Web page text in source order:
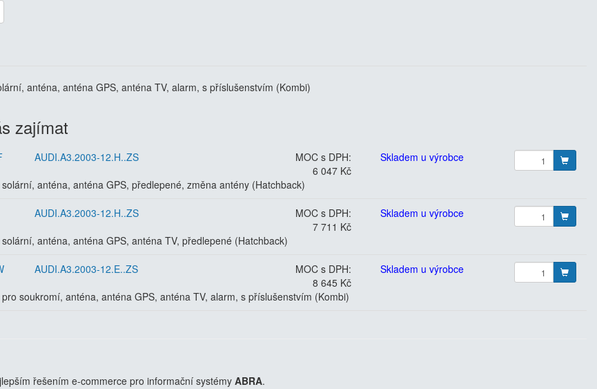
anténa, anténa GPS, anténa TV, alarm, s příslušenstvím (Kombi)
zajímat
AUDI.A3.2003-12.H..ZS
MOC s DPH:
6 047 Kč
Skladem u výrobce
anténa, anténa GPS, předlepené, změna antény (Hatchback)
AUDI.A3.2003-12.H..ZS
MOC s DPH:
7 711 Kč
Skladem u výrobce
anténa, anténa GPS, anténa TV, předlepené (Hatchback)
AUDI.A3.2003-12.E..ZS
MOC s DPH:
8 645 Kč
Skladem u výrobce
soukromí, anténa, anténa GPS, anténa TV, alarm, s příslušenstvím (Kombi)
řešením e-commerce pro informační systémy ABRA.